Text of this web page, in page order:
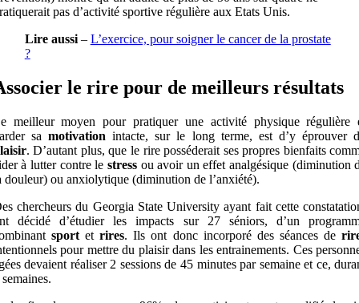
pas d’activité sportive régulière aux Etats Unis.
Lire aussi– L’exercice, pour soigner le cancer de la prostate
?
le rire pour de meilleurs résultats
meilleur moyen pour pratiquer une activité physique régulière
samotivation intacte, sur le long terme, est d’y éprouver
. D’autant plus, que le rire posséderait ses propres bienfaits
à lutter contre le stressou avoir un effet analgésique (diminution
douleur) ou anxiolytique (diminution de l’anxiété).
chercheurs du Georgia State University ayant fait cette
décidé d’étudier les impacts sur 27 séniors, d’un
sportetrires. Ils ont donc incorporé des séances de
pour mettre du plaisir dans les entrainements. Ces
devaient réaliser 2 sessions de 45 minutes par semaine et ce,